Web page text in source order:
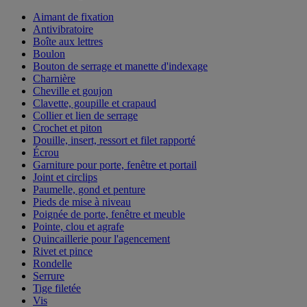
Aimant de fixation
Antivibratoire
Boîte aux lettres
Boulon
Bouton de serrage et manette d'indexage
Charnière
Cheville et goujon
Clavette, goupille et crapaud
Collier et lien de serrage
Crochet et piton
Douille, insert, ressort et filet rapporté
Écrou
Garniture pour porte, fenêtre et portail
Joint et circlips
Paumelle, gond et penture
Pieds de mise à niveau
Poignée de porte, fenêtre et meuble
Pointe, clou et agrafe
Quincaillerie pour l'agencement
Rivet et pince
Rondelle
Serrure
Tige filetée
Vis